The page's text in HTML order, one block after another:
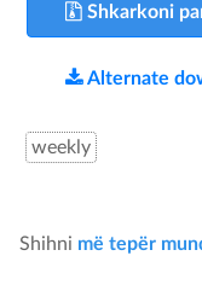
Shkarkoni
Alternate
weekly
Shihni më tepër